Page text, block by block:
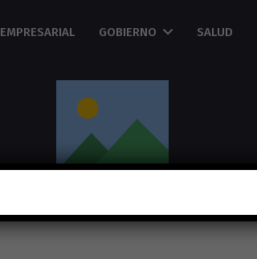
EMPRESARIAL GOBIERNO SALUD